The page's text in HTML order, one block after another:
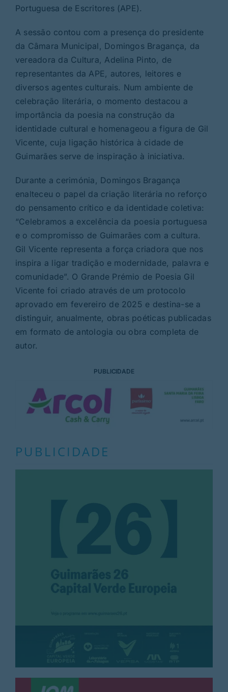
Portuguesa de Escritores (APE).
A sessão contou com a presença do presidente
da Câmara Municipal, Domingos Bragança, da
vereadora da Cultura, Adelina Pinto, de
representantes da APE, autores, leitores e
diversos agentes culturais. Num ambiente de
celebração literária, o momento destacou a
importância da poesia na construção da
identidade cultural e homenageou a figura de Gil
Vicente, cuja ligação histórica à cidade de
Guimarães serve de inspiração à iniciativa.
Durante a cerimónia, Domingos Bragança
enalteceu o papel da criação literária no reforço
do pensamento crítico e da identidade coletiva:
“Celebramos a excelência da poesia portuguesa
e o compromisso de Guimarães com a cultura.
Gil Vicente representa a força criadora que nos
inspira a ligar tradição e modernidade, palavra e
comunidade”. O Grande Prémio de Poesia Gil
Vicente foi criado através de um protocolo
aprovado em fevereiro de 2025 e destina-se a
distinguir, anualmente, obras poéticas publicadas
em formato de antologia ou obra completa de
autor.
PUBLICIDADE
PUBLICIDADE